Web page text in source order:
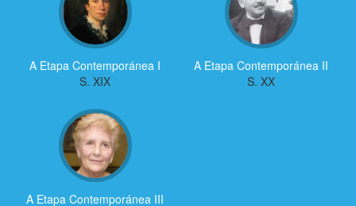
A Etapa Contemporánea I
S. XIX
A Etapa Contemporánea II
S. XX
A Etapa Contemporánea III